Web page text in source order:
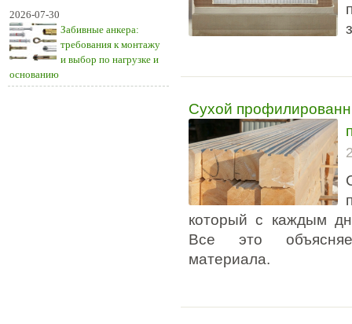
2026-07-30
Забивные анкера:
требования к монтажу
и выбор по нагрузке и
основанию
Сухой
который с каждым
Все это
материала.